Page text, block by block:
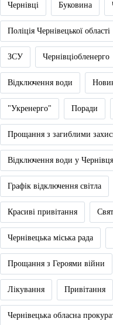
Чернівці Буковина
Поліція Чернівецької області
ЗСУ Чернівціобленерго
Відключення води
"Укренерго" Поради
Прощання з загиблими
Відключення води у
Графік відключення світла
Красиві привітання
Чернівецька міська рада
Прощання з Героями війни
Лікування Привітання
Чернівецька обласна